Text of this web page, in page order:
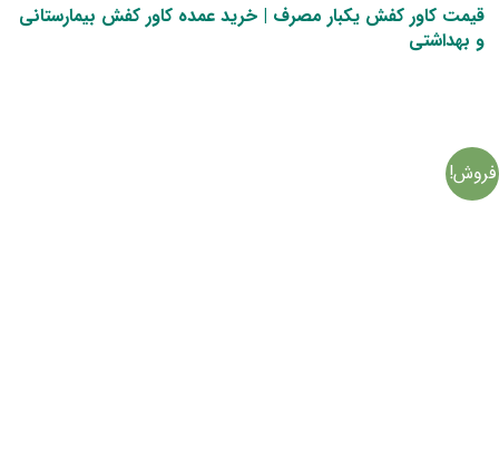
قیمت کاور کفش یکبار مصرف | خرید عمده کاور کفش بیمارستانی
و بهداشتی
فروش!